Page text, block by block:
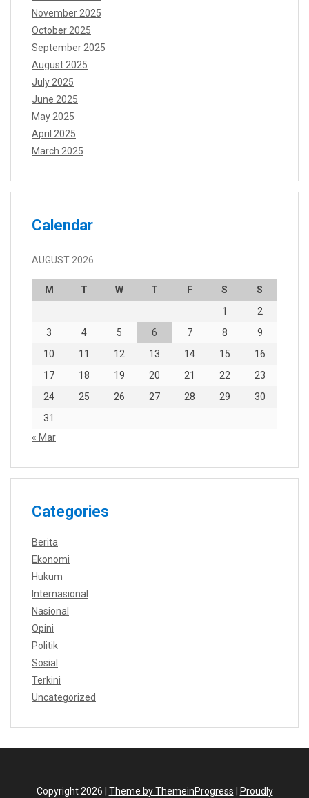
November 2025
October 2025
September 2025
August 2025
July 2025
June 2025
May 2025
April 2025
March 2025
Calendar
AUGUST 2026
M T W T F S
S
1
2
3
4 5 6 7 8
9
10
11 12 13 14 15
16
17
18 19 20 21 22
23
24
25 26 27 28 29
30
31
« Mar
Categories
Berita
Ekonomi
Hukum
Internasional
Nasional
Opini
Politik
Sosial
Terkini
Uncategorized
Copyright 2026 | Theme by ThemeinProgress Proudly